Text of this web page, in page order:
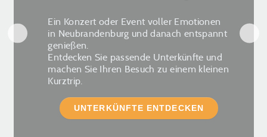
Ein Konzert oder Event voller Emotionen
in Neubrandenburg und danach entspannt
genießen.
Entdecken Sie passende Unterkünfte und
machen Sie Ihren Besuch zu einem kleinen
Kurztrip.
UNTERKÜNFTE ENTDECKEN